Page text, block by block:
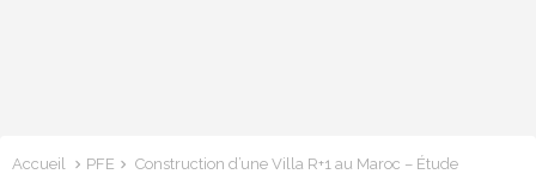
Accueil PFE
Construction d’une Villa R+1 au Maroc – Étude